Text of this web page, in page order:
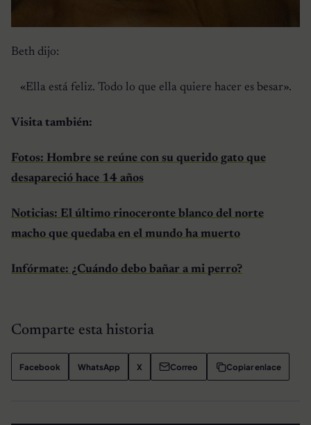
Beth dijo:
«Ella está feliz. Todo lo que ella quiere hacer es besar».
Visita también:
Fotos: Hombre se reúne con su querido gato que
desapareció hace 14 años
Noticias: El último rinoceronte blanco del norte
macho que quedaba en el mundo ha muerto
Infórmate: ¿Cuándo debo bañar a mi perro?
Comparte esta historia
Facebook WhatsApp X Correo Copiar enlace